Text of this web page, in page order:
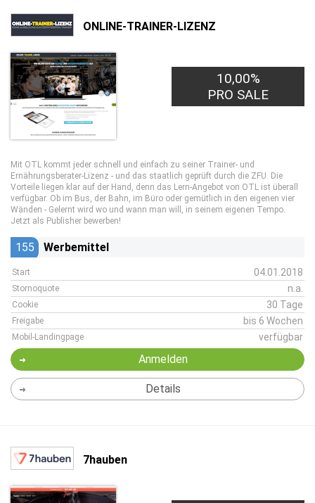
ONLINE-TRAINER-LIZENZ
10,00%
PRO SALE
Mit OTL kommt jeder schnell und einfach zu seiner Trainer- und
Ernährungsberater-Lizenz - und das staatlich geprüft durch die ZFU. Die
Vorteile liegen klar auf der Hand, denn das Lern-Angebot von OTL ist überall
verfügbar. Ob im Bus, der Bahn, im Büro oder gemütlich in den eigenen vier
Wänden - Gelernt wird wo und wann man will, in seinem eigenen Tempo.
Jetzt als Publisher bewerben!
155 Werbemittel
Start 04.01.2018
Stornoquote n.a.
Cookie 30 Tage
Freigabe bis 6 Wochen
Mobil-Landingpage verfügbar
Anmelden
Details
7hauben